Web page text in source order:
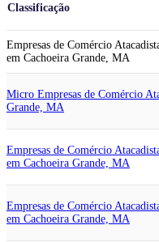
Classificação
Empresas de Comércio
em Cachoeira Grande, MA
Micro Empresas de Comércio
Grande, MA
Empresas de Comércio
em Cachoeira Grande, MA
Empresas de Comércio
em Cachoeira Grande, MA